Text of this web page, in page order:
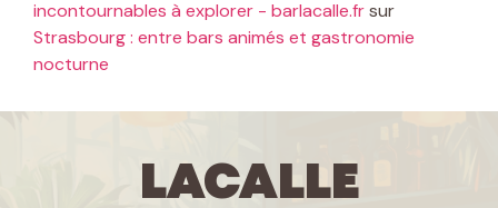
incontournables à explorer - barlacalle.frsur
Strasbourg : entre bars animés et gastronomie
nocturne
LaCalle